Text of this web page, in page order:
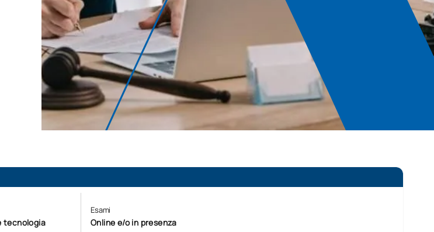
tecnologia
Esami
Online e/o in presenza